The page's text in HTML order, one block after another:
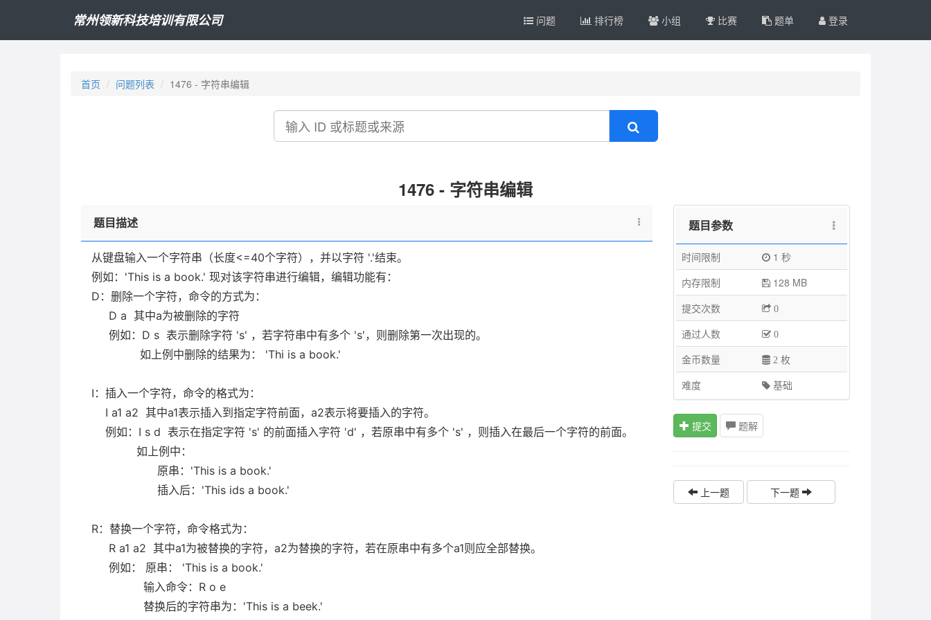
常州领新科技培训有限公司 问题 排行榜 小组 比赛 题单 登录
首页 问题列表 1476 - 字符串编辑
搜
1476 - 字符串编辑
题目描述
从键盘输入一个字符串（长度<=40个字符），并以字符 '.'结束。
例如：'This is a book.' 现对该字符串进行编辑，编辑功能有：
D：删除一个字符，命令的方式为：
D a 其中a为被删除的字符
例如：D s 表示删除字符 's' ，若字符串中有多个 's'，则删除第一次出现的。
如上例中删除的结果为： 'Thi is a book.'
I：插入一个字符，命令的格式为：
I a1 a2 其中a1表示插入到指定字符前面，a2表示将要插入的字符。
例如：I s d 表示在指定字符 's' 的前面插入字符 'd' ，若原串中有多个 's' ，则插入在最后一个字符的前面。
如上例中：
原串：'This is a book.'
插入后：'This ids a book.'
R：替换一个字符，命令格式为：
R a1 a2 其中a1为被替换的字符，a2为替换的字符，若在原串中有多个a1则应全部替换。
例如： 原串： 'This is a book.'
输入命令：R o e
替换后的字符串为：'This is a beek.'
题目参数
时间限制
1 秒
内存限制
128 MB
提交次数
0
通过人数 0
金币数量 2 枚
难度 基础
提交 题解
上一题 下一题